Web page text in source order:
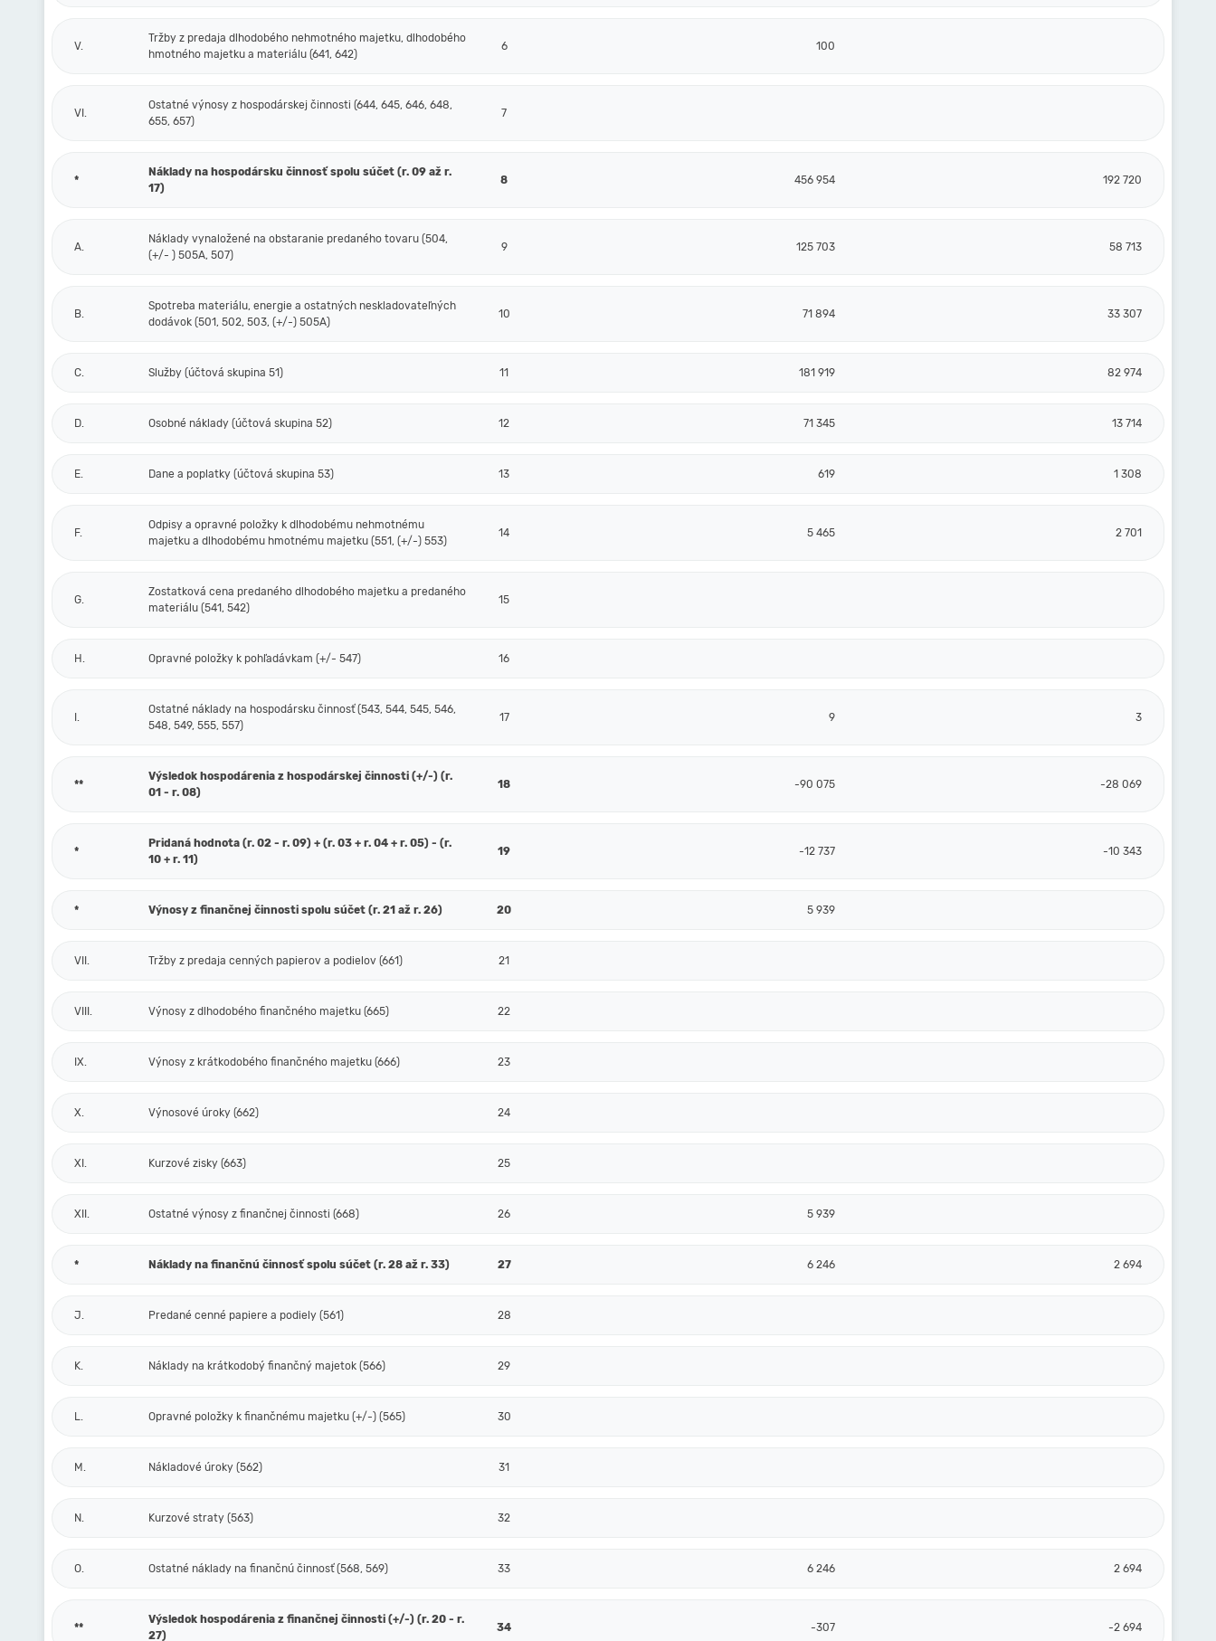
V.
Tržby z predaja dlhodobého nehmotného majetku, dlhodobého
hmotného majetku a materiálu (641, 642)
6 100
VI.
Ostatné výnosy z hospodárskej činnosti (644, 645, 646, 648,
655, 657)
7
*
Náklady na hospodársku činnosť spolu súčet (r. 09 až r.
17)
8 456 954 192 720
A.
Náklady vynaložené na obstaranie predaného tovaru (504,
(+/- ) 505A, 507)
9 125 703 58 713
B.
Spotreba materiálu, energie a ostatných neskladovateľných
dodávok (501, 502, 503, (+/-) 505A)
10 71 894 33 307
C. Služby (účtová skupina 51) 11 181 919 82 974
D. Osobné náklady (účtová skupina 52) 12 71 345 13 714
E. Dane a poplatky (účtová skupina 53) 13 619 1 308
F.
Odpisy a opravné položky k dlhodobému nehmotnému
majetku a dlhodobému hmotnému majetku (551, (+/-) 553)
14 5 465 2 701
G.
Zostatková cena predaného dlhodobého majetku a predaného
materiálu (541, 542)
15
H. Opravné položky k pohľadávkam (+/- 547) 16
I.
Ostatné náklady na hospodársku činnosť (543, 544, 545, 546,
548, 549, 555, 557)
17 9 3
**
Výsledok hospodárenia z hospodárskej činnosti (+/-) (r.
01 - r. 08)
18 -90 075 -28 069
*
Pridaná hodnota (r. 02 - r. 09) + (r. 03 + r. 04 + r. 05) - (r.
10 + r. 11)
19 -12 737 -10 343
* Výnosy z finančnej činnosti spolu súčet (r. 21 až r. 26) 20 5 939
VII. Tržby z predaja cenných papierov a podielov (661) 21
VIII. Výnosy z dlhodobého finančného majetku (665) 22
IX. Výnosy z krátkodobého finančného majetku (666) 23
X. Výnosové úroky (662) 24
XI. Kurzové zisky (663) 25
XII. Ostatné výnosy z finančnej činnosti (668) 26 5 939
* Náklady na finančnú činnosť spolu súčet (r. 28 až r. 33) 27 6 246 2 694
J. Predané cenné papiere a podiely (561) 28
K. Náklady na krátkodobý finančný majetok (566) 29
L. Opravné položky k finančnému majetku (+/-) (565) 30
M. Nákladové úroky (562) 31
N. Kurzové straty (563) 32
O. Ostatné náklady na finančnú činnosť (568, 569) 33 6 246 2 694
**
Výsledok hospodárenia z finančnej činnosti (+/-) (r. 20 - r.
27)
34 -307 -2 694